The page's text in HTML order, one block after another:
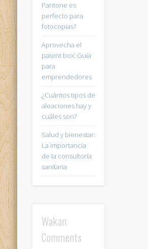
Pantone es
perfecto para
fotocopias?
Aprovecha el
patent box: Guía
para
emprendedores
¿Cuántos tipos de
aleaciones hay y
cuáles son?
Salud y bienestar:
La importancia
de la consultoría
sanitaria
Wakan
Comments